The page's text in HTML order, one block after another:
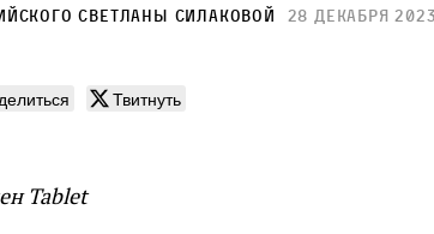
Светланы Силаковой 28 декабря 2023
Твитнуть
Tablet